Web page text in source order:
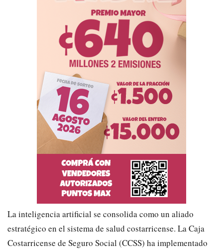
La inteligencia artificial se consolida como un aliado
estratégico en el sistema de salud costarricense. La Caja
Costarricense de Seguro Social (CCSS) ha implementado